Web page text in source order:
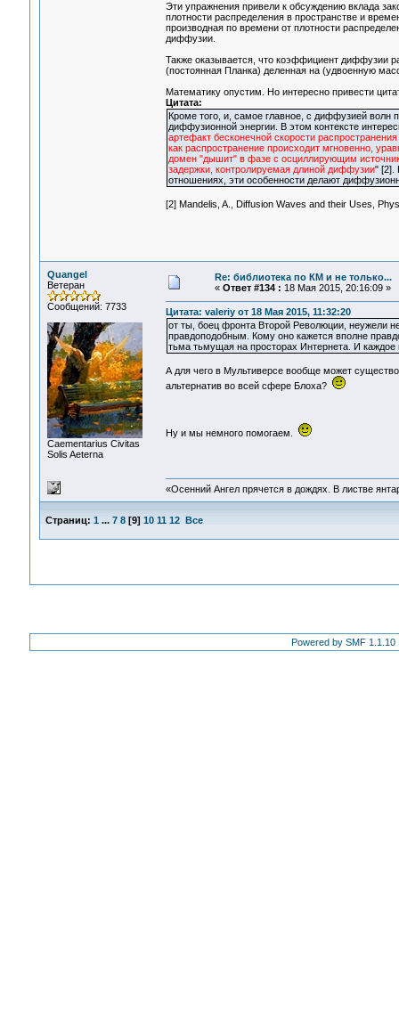
Эти упражнения привели к обсуждению вклада
плотности распределения в пространстве и
производная по времени от плотности
диффузии.
Также оказывается, что коэффициент диффузии
(постоянная Планка) деленная на (удвоенную
Математику опустим. Но интересно привести
Цитата:
Кроме того, и, самое главное, с диффузией волн
диффузионной энергии. В этом контексте
артефакт бесконечной скорости
как распространение происходит мгновенно,
домен "дышит" в фазе с осциллирующим
задержки, контролируемая длиной диффузии" [2].
отношениях, эти особенности делают
[2] Mandelis, A., Diffusion Waves and their Uses,
Quangel
Ветеран
Сообщений: 7733
Сaementarius Civitas
Solis Aeterna
Re: библиотека по КМ и не только...
« Ответ #134 : 18 Мая 2015, 20:16:09 »
Цитата: valeriy от 18 Мая 2015, 11:32:20
от ты, боец фронта Второй Революции, неужели
правдоподобным. Кому оно кажется вполне
тьма тьмущая на просторах Интернета. И
А для чего в Мультиверсе вообще может
альтернатив во всей сфере Блоха?
Ну и мы немного помогаем.
«Осенний Ангел прячется в дождях. В листве
Страниц: 1 ... 7 8[9] 10 11 12 Все
Powered by SMF 1.1.10